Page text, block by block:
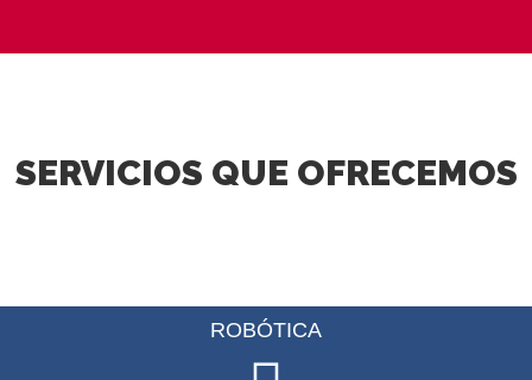
SERVICIOS QUE OFRECEMOS
ROBÓTICA